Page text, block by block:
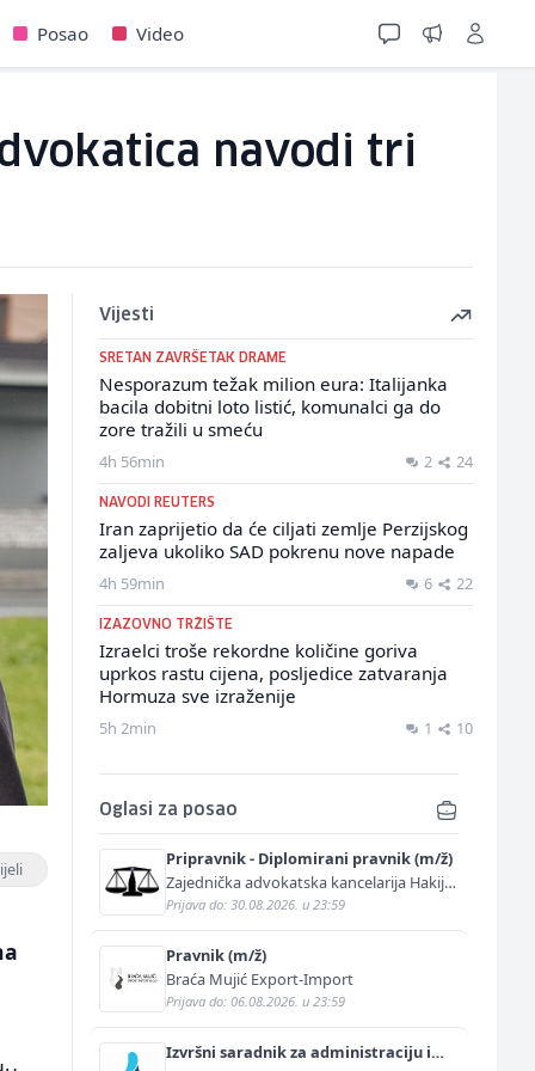
Posao Video
navodi tri
Vijesti
SRETAN ZAVRŠETAK DRAME
Nesporazum težak milion eura: Italijanka
bacila dobitni loto listić, komunalci ga do
zore tražili u smeću
4h 56min 2 24
NAVODI REUTERS
Iran zaprijetio da će ciljati zemlje Perzijskog
zaljeva ukoliko SAD pokrenu nove napade
4h 59min 6 22
IZAZOVNO TRŽIŠTE
Izraelci troše rekordne količine goriva
uprkos rastu cijena, posljedice zatvaranja
Hormuza sve izraženije
5h 2min 1 10
Oglasi za posao
Pripravnik - Diplomirani pravnik (m/ž)
Zajednička advokatska kancelarija Hakija
Kurtović i Adis Kurtović
Prijava do: 30.08.2026. u 23:59
Pravnik (m/ž)
Braća Mujić Export-Import
Prijava do: 06.08.2026. u 23:59
Izvršni saradnik za administraciju i